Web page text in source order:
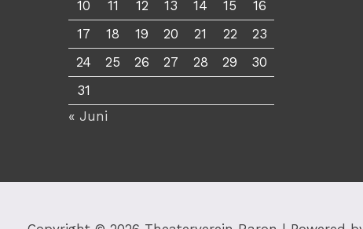
10
11 12 13 14 15
16
17
18 19 20 21 22
23
24
25 26 27 28 29
30
31
« Juni